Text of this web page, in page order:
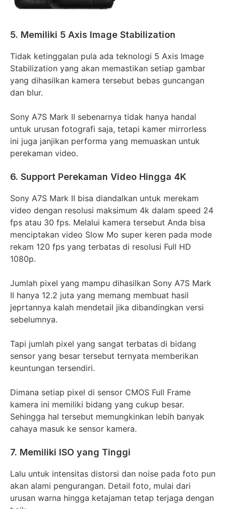
5. Memiliki 5 Axis Image Stabilization
Tidak ketinggalan pula ada teknologi 5 Axis Image
Stabilization yang akan memastikan setiap gambar
yang dihasilkan kamera tersebut bebas guncangan
dan blur.
Sony A7S Mark II sebenarnya tidak hanya handal
untuk urusan fotografi saja, tetapi kamer mirrorless
ini juga janjikan performa yang memuaskan untuk
perekaman video.
6. Support Perekaman Video Hingga 4K
Sony A7S Mark II bisa diandalkan untuk merekam
video dengan resolusi maksimum 4k dalam speed 24
fps atau 30 fps. Melalui kamera tersebut Anda bisa
menciptakan video Slow Mo super keren pada mode
rekam 120 fps yang terbatas di resolusi Full HD
1080p.
Jumlah pixel yang mampu dihasilkan Sony A7S Mark
II hanya 12.2 juta yang memang membuat hasil
jeprtannya kalah mendetail jika dibandingkan versi
sebelumnya.
Tapi jumlah pixel yang sangat terbatas di bidang
sensor yang besar tersebut ternyata memberikan
keuntungan tersendiri.
Dimana setiap pixel di sensor CMOS Full Frame
kamera ini memiliki bidang yang cukup besar.
Sehingga hal tersebut memungkinkan lebih banyak
cahaya masuk ke sensor kamera.
7. Memiliki ISO yang Tinggi
Lalu untuk intensitas distorsi dan noise pada foto pun
akan alami pengurangan. Detail foto, mulai dari
urusan warna hingga ketajaman tetap terjaga dengan